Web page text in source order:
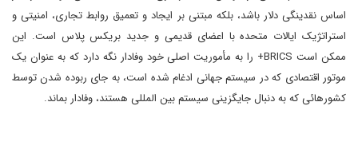
اساس نقدینگی دلار باشد، بلکه مبتنی بر ایجاد و تعمیق روابط تجاری، امنیتی و
استراتژیک ایالات متحده با اعضای قدیمی و جدید بریکس پلاس است. این
ممکن است BRICS+ را به مأموریت اصلی خود وفادار نگه دارد که به عنوان یک
موتور اقتصادی که در سیستم جهانی ادغام شده است، به جای ربوده شدن توسط
کشورهائی که به دنبال جایگزینی سیستم بین المللی هستند، وفادار بماند.